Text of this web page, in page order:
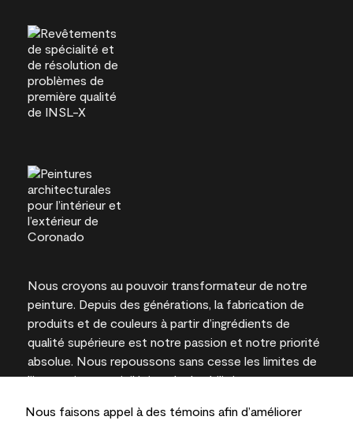
Nous faisons appel à des témoins afin d’améliorer
Nous croyons au pouvoir transformateur de notre
peinture. Depuis des générations, la fabrication de
produits et de couleurs à partir d’ingrédients de
qualité supérieure est notre passion et notre priorité
absolue. Nous repoussons sans cesse les limites de
l’innovation et privilégions la durabilité pour
l’expertise locale.